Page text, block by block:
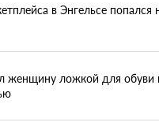
в Энгельсе попался
женщину ложкой для обуви